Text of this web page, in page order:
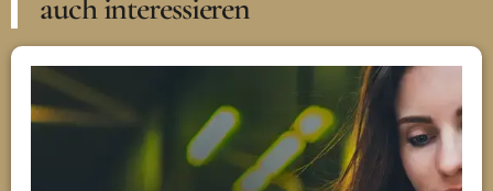
auch interessieren